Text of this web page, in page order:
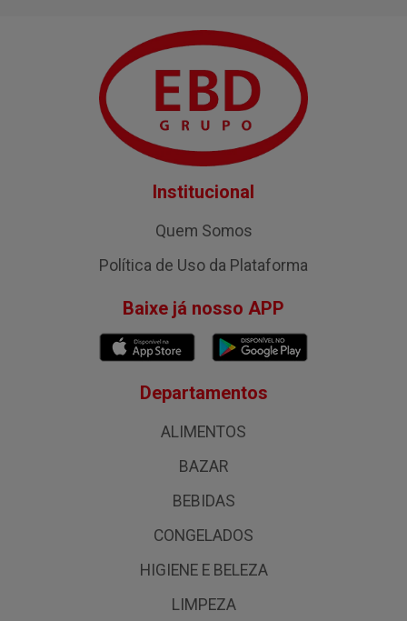
Institucional
Quem Somos
Política de Uso da Plataforma
Baixe já nosso APP
Departamentos
ALIMENTOS
BAZAR
BEBIDAS
CONGELADOS
HIGIENE E BELEZA
LIMPEZA